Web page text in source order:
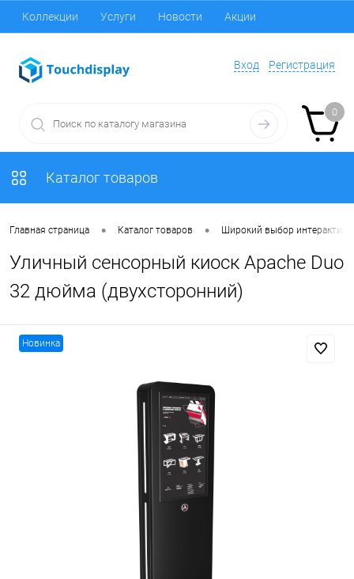
Коллекции Услуги Новости Акции
Вход Регистрация
0
Каталог товаров
Главная страница • Каталог товаров • Широкий выбор
Уличный сенсорный киоск Apache Duo
32 дюйма (двухсторонний)
Новинка